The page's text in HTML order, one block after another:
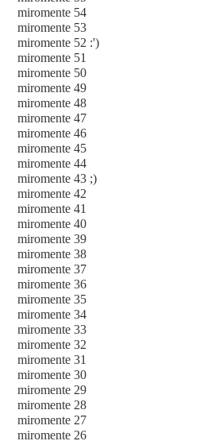
miromente 54
miromente 53
miromente 52 :')
miromente 51
miromente 50
miromente 49
miromente 48
miromente 47
miromente 46
miromente 45
miromente 44
miromente 43 ;)
miromente 42
miromente 41
miromente 40
miromente 39
miromente 38
miromente 37
miromente 36
miromente 35
miromente 34
miromente 33
miromente 32
miromente 31
miromente 30
miromente 29
miromente 28
miromente 27
miromente 26